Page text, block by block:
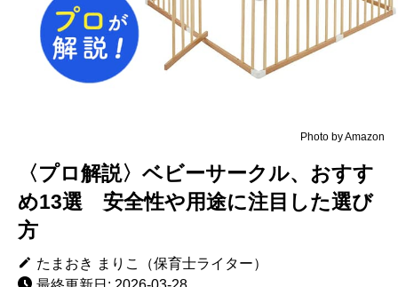
Photo by Amazon
〈プロ解説〉ベビーサークル、おすす
め13選 安全性や用途に注目した選び
方
たまおき まりこ（保育士ライター）